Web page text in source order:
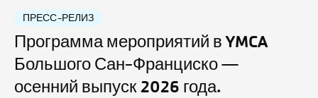
ПРЕСС-РЕЛИЗ
Программа мероприятий в YMCA
Большого Сан-Франциско —
осенний выпуск 2026 года.